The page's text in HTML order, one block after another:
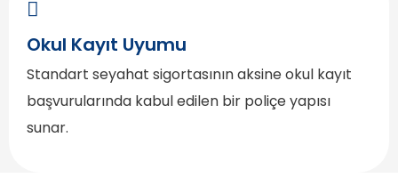
Okul Kayıt Uyumu
Standart seyahat sigortasının aksine okul kayıt
başvurularında kabul edilen bir poliçe yapısı
sunar.